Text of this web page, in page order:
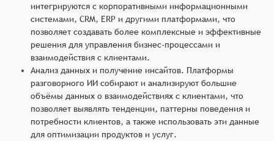
интегрируются с корпоративными информационными
системами, CRM, ERP и другими платформами, что
позволяет создавать более комплексные и эффективные
решения для управления бизнес-процессами и
взаимодействия с клиентами.
Анализ данных и получение инсайтов. Платформы
разговорного ИИ собирают и анализируют большие
объёмы данных о взаимодействиях с клиентами, что
позволяет выявлять тенденции, паттерны поведения и
потребности клиентов, а также использовать эти данные
для оптимизации продуктов и услуг.